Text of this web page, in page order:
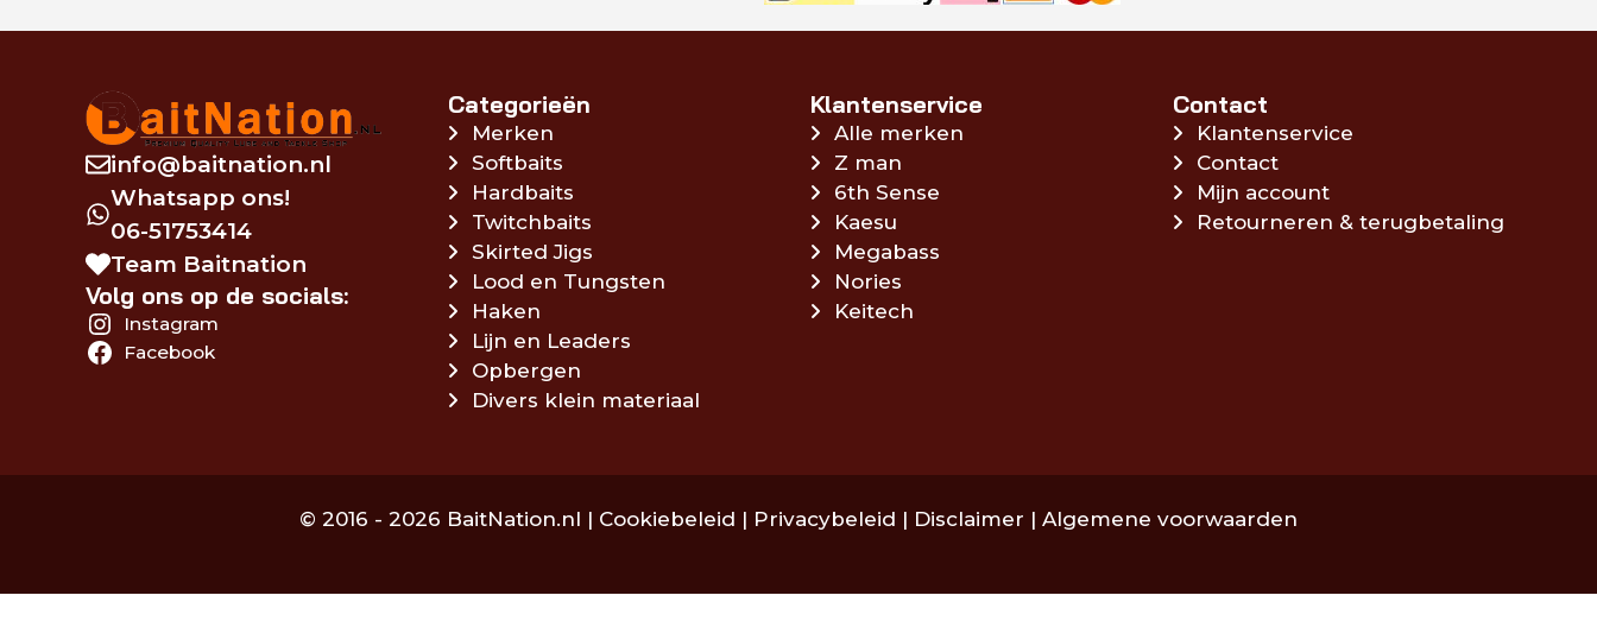
info@baitnation.nl
Whatsapp ons!
06-51753414
Team Baitnation
Volg ons op de socials:
Instagram
Facebook
Categorieën
Merken
Softbaits
Hardbaits
Twitchbaits
Skirted Jigs
Lood en Tungsten
Haken
Lijn en Leaders
Opbergen
Divers klein materiaal
Klantenservice
Alle merken
Z man
6th Sense
Kaesu
Megabass
Nories
Keitech
Contact
Klantenservice
Contact
Mijn account
Retourneren & terugbetaling
© 2016 - 2026 BaitNation.nl | Cookiebeleid | Privacybeleid | Disclaimer | Algemene voorwaarden